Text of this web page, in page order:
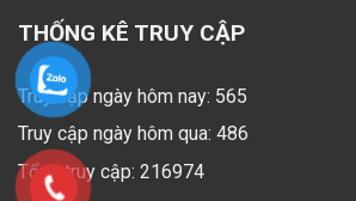
THỐNG KÊ TRUY CẬP
Truy cập ngày hôm nay: 565
Truy cập ngày hôm qua: 486
Tổng truy cập: 216974